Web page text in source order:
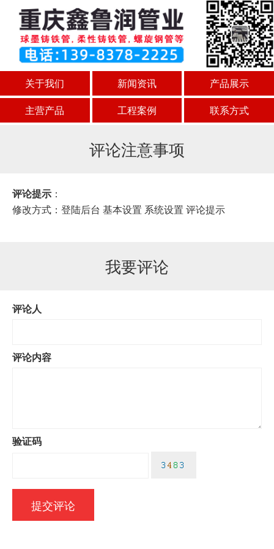
关于我们 新闻资讯
产品展示
主营产品
工程案例 联系方式
评论注意事项
评论提示 ：
修改方式：登陆后台 基本设置 系统设置 评论提示
我要评论
评论人
评论内容
验证码